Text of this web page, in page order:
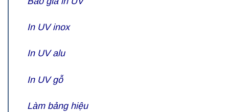
In UV inox
In UV alu
In UV gỗ
Làm bảng hiệu